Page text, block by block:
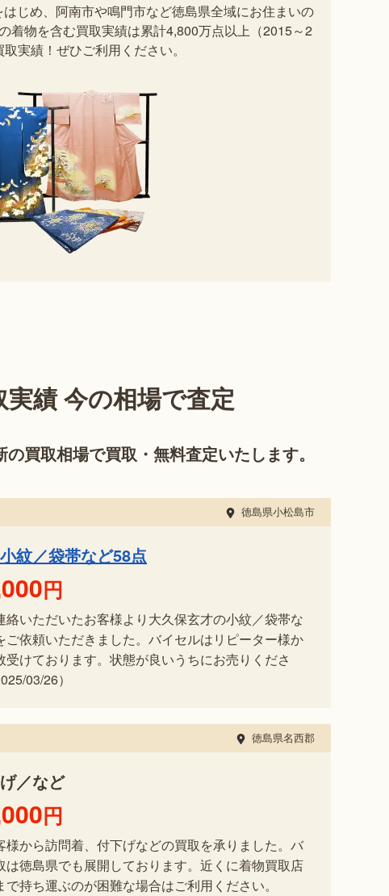
じめ、阿南市や鳴門市など徳島県全域にお住まいの
着物を含む買取実績は累計4,800万点以上（2015～2
実績！ぜひご利用ください。
績 今の相場で査定
買取相場で買取・無料査定いたします。
徳島県小松島市
紋／袋帯など58点
円
絡いただいたお客様より大久保玄才の小紋／袋帯な
ご依頼いただきました。バイセルはリピーター様か
受けております。状態が良いうちにお売りくださ
03/26）
徳島県名西郡
／など
円
様から訪問着、付下げなどの買取を承りました。バ
は徳島県でも展開しております。近くに着物買取店
持ち運ぶのが困難な場合はご利用ください。